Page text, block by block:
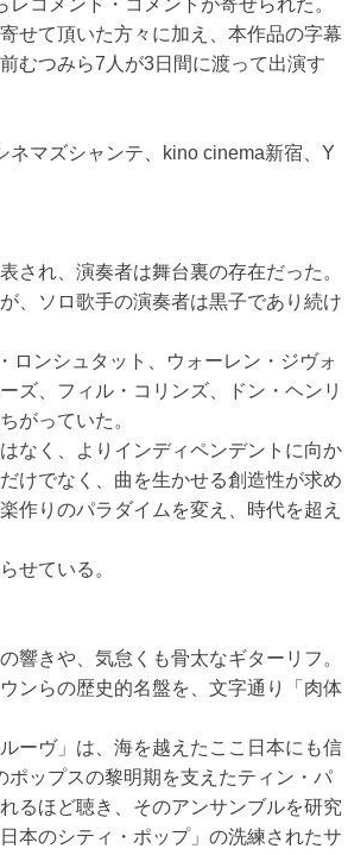
コメンド・コメントが寄せられた。
せて頂いた方々に加え、本作品の字幕
むつみら7人が3日間に渡って出演す
ネマズシャンテ、kino cinema新宿、Y
され、演奏者は舞台裏の存在だった。
、ソロ歌手の演奏者は黒子であり続け
ロンシュタット、ウォーレン・ジヴォ
ズ、フィル・コリンズ、ドン・ヘンリ
がっていた。
なく、よりインディペンデントに向か
けでなく、曲を生かせる創造性が求め
作りのパラダイムを変え、時代を超え
せている。
響きや、気怠くも骨太なギターリフ。
ンらの歴史的名盤を、文字通り「肉体
ーヴ」は、海を越えたここ日本にも信
ップスの黎明期を支えたティン・パ
るほど聴き、そのアンサンブルを研究
本のシティ・ポップ」の洗練されたサ